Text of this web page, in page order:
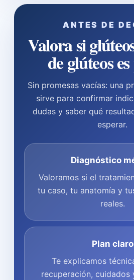
ANTES DE
Valora si
de glúteos
Sin promesas vacías: una
sirve para confirmar
dudas y saber qué
esperar.
Diagnóstico
Valoramos si el
tu caso, tu anatomía y
reales.
Plan claro
Te explicamos
recuperación, cuidados